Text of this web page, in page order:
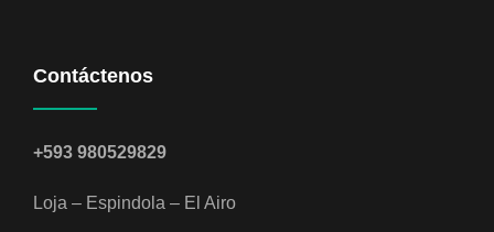
Contáctenos
+593 980529829
Loja – Espindola – El Airo